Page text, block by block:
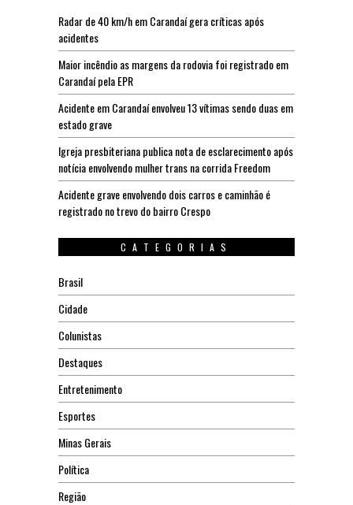
Radar de 40 km/h em Carandaí gera críticas após
acidentes
Maior incêndio as margens da rodovia foi registrado em
Carandaí pela EPR
Acidente em Carandaí envolveu 13 vítimas sendo duas em
estado grave
Igreja presbiteriana publica nota de esclarecimento após
notícia envolvendo mulher trans na corrida Freedom
Acidente grave envolvendo dois carros e caminhão é
registrado no trevo do bairro Crespo
CATEGORIAS
Brasil
Cidade
Colunistas
Destaques
Entretenimento
Esportes
Minas Gerais
Política
Região